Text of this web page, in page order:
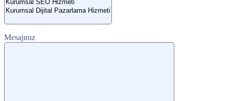
Mesajınız